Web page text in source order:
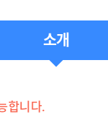
소개
합니다.